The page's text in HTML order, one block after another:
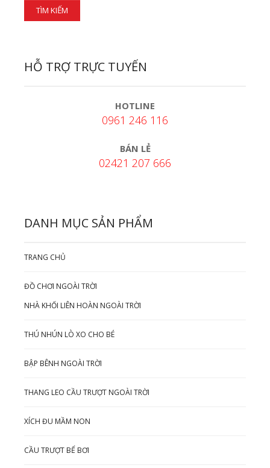
HỖ TRỢ TRỰC TUYẾN
HOTLINE
0961 246 116
BÁN LẺ
02421 207 666
DANH MỤC SẢN PHẨM
TRANG CHỦ
ĐỒ CHƠI NGOÀI TRỜI
NHÀ KHỐI LIÊN HOÀN NGOÀI TRỜI
THÚ NHÚN LÒ XO CHO BÉ
BẬP BÊNH NGOÀI TRỜI
THANG LEO CẦU TRƯỢT NGOÀI TRỜI
XÍCH ĐU MẦM NON
CẦU TRƯỢT BỂ BƠI